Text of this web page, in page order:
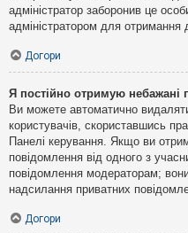
адміністратор заборонив це
адміністратором для отримання
Догори
Я постійно отримую небажані
Ви можете автоматично
користувачів, скориставшись
Панелі керування. Якщо ви
повідомлення від одного з
повідомлення модераторам;
надсилання приватних
Догори